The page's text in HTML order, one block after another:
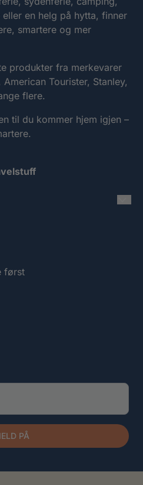
en helg på hytta, finner
smartere og mer
produkter fra merkevarer
Tourister, Stanley,
flere.
til du kommer hjem igjen –
først
PÅ